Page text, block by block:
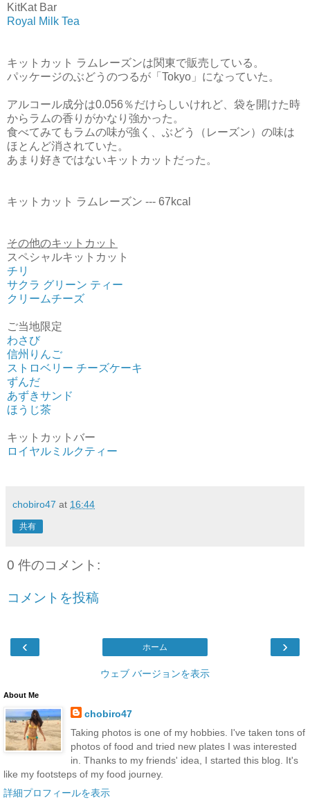
KitKat Bar
Royal Milk Tea
キットカット ラムレーズンは関東で販売している。
パッケージのぶどうのつるが「Tokyo」になっていた。
アルコール成分は0.056％だけらしいけれど、袋を開けた時
からラムの香りがかなり強かった。
食べてみてもラムの味が強く、ぶどう（レーズン）の味は
ほとんど消されていた。
あまり好きではないキットカットだった。
キットカット ラムレーズン --- 67kcal
その他のキットカット
スペシャルキットカット
チリ
サクラ グリーン ティー
クリームチーズ
ご当地限定
わさび
信州りんご
ストロベリー チーズケーキ
ずんだ
あずきサンド
ほうじ茶
キットカットバー
ロイヤルミルクティー
chobiro47 at 16:44
共有
0 件のコメント:
コメントを投稿
‹ ›
ホーム
ウェブ バージョンを表示
About Me
chobiro47
Taking photos is one of my hobbies. I've taken tons of
photos of food and tried new plates I was interested
in. Thanks to my friends' idea, I started this blog. It's
like my footsteps of my food journey.
詳細プロフィールを表示